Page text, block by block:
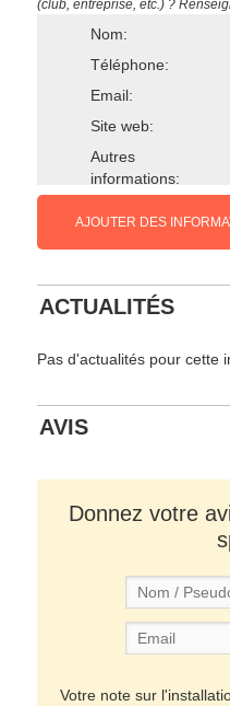
(club, entreprise, etc.) ?
Nom:
Téléphone:
Email:
Site web:
Autres
informations:
AJOUTER DES
ACTUALITÉS
Pas d'actualités pour cette
AVIS
Donnez votre
Votre note sur